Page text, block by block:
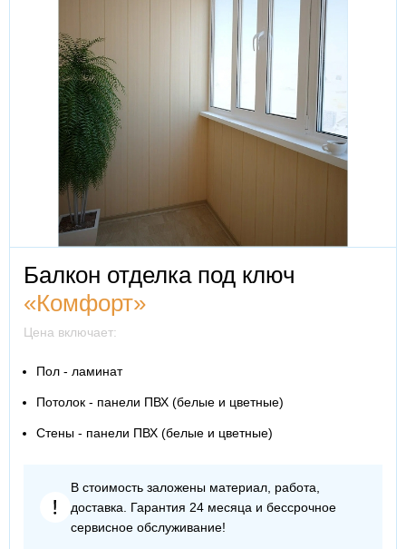
Балкон отделка под ключ
«Комфорт»
Цена включает:
Пол - ламинат
Потолок - панели ПВХ (белые и цветные)
Стены - панели ПВХ (белые и цветные)
В стоимость заложены материал, работа,
доставка. Гарантия 24 месяца и бессрочное
сервисное обслуживание!